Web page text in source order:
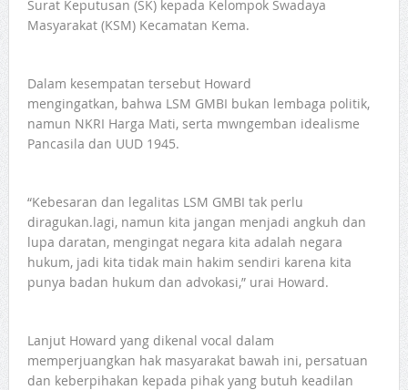
Surat Keputusan (SK) kepada Kelompok Swadaya
Masyarakat (KSM) Kecamatan Kema.
Dalam kesempatan tersebut Howard
mengingatkan, bahwa LSM GMBI bukan lembaga politik,
namun NKRI Harga Mati, serta mwngemban idealisme
Pancasila dan UUD 1945.
“Kebesaran dan legalitas LSM GMBI tak perlu
diragukan.lagi, namun kita jangan menjadi angkuh dan
lupa daratan, mengingat negara kita adalah negara
hukum, jadi kita tidak main hakim sendiri karena kita
punya badan hukum dan advokasi,” urai Howard.
Lanjut Howard yang dikenal vocal dalam
memperjuangkan hak masyarakat bawah ini, persatuan
dan keberpihakan kepada pihak yang butuh keadilan